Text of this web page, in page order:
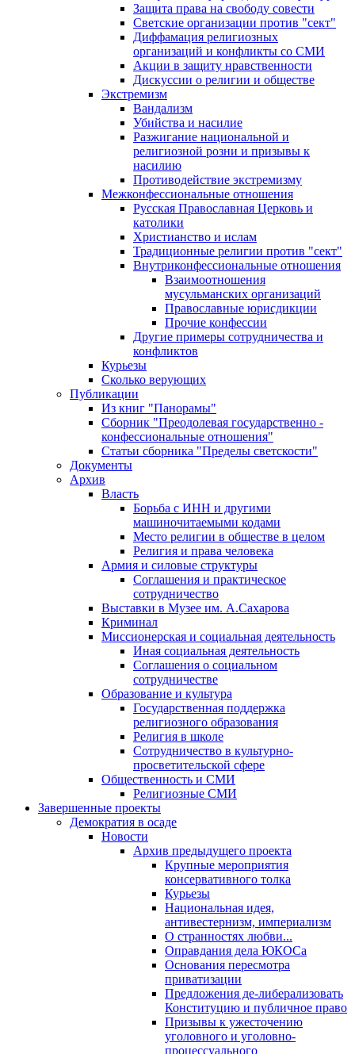
Защита права на свободу совести
Светские организации против "сект"
Диффамация религиозных
организаций и конфликты со СМИ
Акции в защиту нравственности
Дискуссии о религии и обществе
Экстремизм
Вандализм
Убийства и насилие
Разжигание национальной и
религиозной розни и призывы к
насилию
Противодействие экстремизму
Межконфессиональные отношения
Русская Православная Церковь и
католики
Христианство и ислам
Традиционные религии против "сект"
Внутриконфессиональные отношения
Взаимоотношения
мусульманских организаций
Православные юрисдикции
Прочие конфессии
Другие примеры сотрудничества и
конфликтов
Курьезы
Сколько верующих
Публикации
Из книг "Панорамы"
Сборник "Преодолевая государственно -
конфессиональные отношения"
Статьи сборника "Пределы светскости"
Документы
Архив
Власть
Борьба с ИНН и другими
машиночитаемыми кодами
Место религии в обществе в целом
Религия и права человека
Армия и силовые структуры
Соглашения и практическое
сотрудничество
Выставки в Музее им. А.Сахарова
Криминал
Миссионерская и социальная деятельность
Иная социальная деятельность
Соглашения о социальном
сотрудничестве
Образование и культура
Государственная поддержка
религиозного образования
Религия в школе
Сотрудничество в культурно-
просветительской сфере
Общественность и СМИ
Религиозные СМИ
Завершенные проекты
Демократия в осаде
Новости
Архив предыдущего проекта
Крупные мероприятия
консервативного толка
Курьезы
Национальная идея,
антивестернизм, империализм
О странностях любви...
Оправдания дела ЮКОСа
Основания пересмотра
приватизации
Предложения де-либерализовать
Конституцию и публичное право
Призывы к ужесточению
уголовного и уголовно-
процессуального